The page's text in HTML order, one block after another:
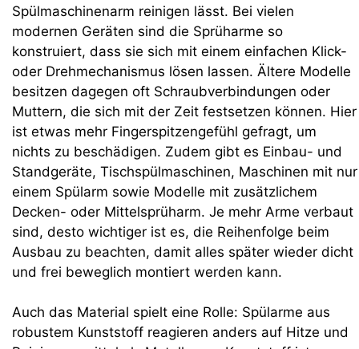
Spülmaschinenarm reinigen lässt. Bei vielen
modernen Geräten sind die Sprüharme so
konstruiert, dass sie sich mit einem einfachen Klick-
oder Drehmechanismus lösen lassen. Ältere Modelle
besitzen dagegen oft Schraubverbindungen oder
Muttern, die sich mit der Zeit festsetzen können. Hier
ist etwas mehr Fingerspitzengefühl gefragt, um
nichts zu beschädigen. Zudem gibt es Einbau- und
Standgeräte, Tischspülmaschinen, Maschinen mit nur
einem Spülarm sowie Modelle mit zusätzlichem
Decken- oder Mittelsprüharm. Je mehr Arme verbaut
sind, desto wichtiger ist es, die Reihenfolge beim
Ausbau zu beachten, damit alles später wieder dicht
und frei beweglich montiert werden kann.
Auch das Material spielt eine Rolle: Spülarme aus
robustem Kunststoff reagieren anders auf Hitze und